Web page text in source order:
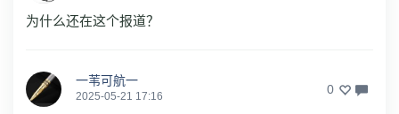
为什么还在这个报道？
一苇可航一
2025-05-21 17:16 0